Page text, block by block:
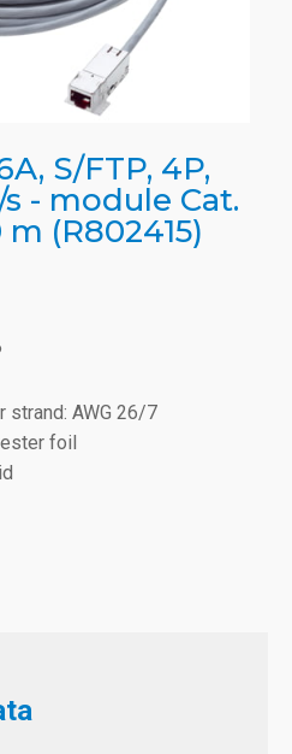
S/FTP, 4P,
s - module Cat.
m (R802415)
strand: AWG 26/7
foil